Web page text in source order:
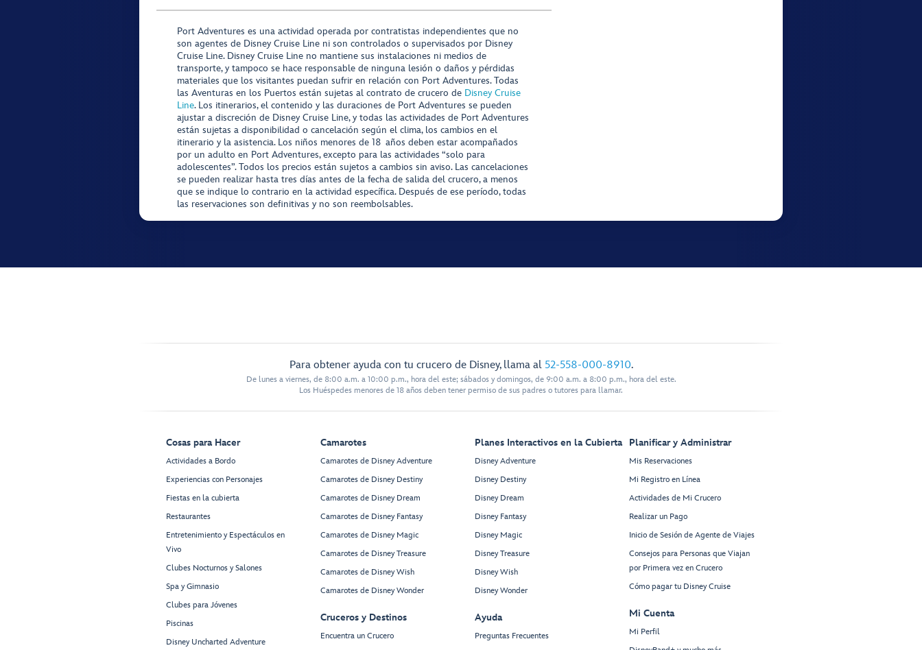
Port Adventures es una actividad operada por contratistas independientes que no
son agentes de Disney Cruise Line ni son controlados o supervisados por Disney
Cruise Line. Disney Cruise Line no mantiene sus instalaciones ni medios de
transporte, y tampoco se hace responsable de ninguna lesión o daños y pérdidas
materiales que los visitantes puedan sufrir en relación con Port Adventures. Todas
las Aventuras en los Puertos están sujetas al contrato de crucero de Disney Cruise
Line. Los itinerarios, el contenido y las duraciones de Port Adventures se pueden
ajustar a discreción de Disney Cruise Line, y todas las actividades de Port Adventures
están sujetas a disponibilidad o cancelación según el clima, los cambios en el
itinerario y la asistencia. Los niños menores de 18 años deben estar acompañados
por un adulto en Port Adventures, excepto para las actividades “solo para
adolescentes”. Todos los precios están sujetos a cambios sin aviso. Las cancelaciones
se pueden realizar hasta tres días antes de la fecha de salida del crucero, a menos
que se indique lo contrario en la actividad específica. Después de ese período, todas
las reservaciones son definitivas y no son reembolsables.
Para obtener ayuda con tu crucero de Disney, llama al 52-558-000-8910.
De lunes a viernes, de 8:00 a.m. a 10:00 p.m., hora del este; sábados y domingos, de 9:00 a.m. a 8:00 p.m., hora del este.
Los Huéspedes menores de 18 años deben tener permiso de sus padres o tutores para llamar.
Cosas para Hacer
Actividades a Bordo
Experiencias con Personajes
Fiestas en la cubierta
Restaurantes
Entretenimiento y Espectáculos en
Vivo
Clubes Nocturnos y Salones
Spa y Gimnasio
Clubes para Jóvenes
Piscinas
Disney Uncharted Adventure
Camarotes
Camarotes de Disney Adventure
Camarotes de Disney Destiny
Camarotes de Disney Dream
Camarotes de Disney Fantasy
Camarotes de Disney Magic
Camarotes de Disney Treasure
Camarotes de Disney Wish
Camarotes de Disney Wonder
Cruceros y Destinos
Encuentra un Crucero
Planes Interactivos en la Cubierta
Disney Adventure
Disney Destiny
Disney Dream
Disney Fantasy
Disney Magic
Disney Treasure
Disney Wish
Disney Wonder
Ayuda
Preguntas Frecuentes
Planificar y Administrar
Mis Reservaciones
Mi Registro en Línea
Actividades de Mi Crucero
Realizar un Pago
Inicio de Sesión de Agente de Viajes
Consejos para Personas que Viajan
por Primera vez en Crucero
Cómo pagar tu Disney Cruise
Mi Cuenta
Mi Perfil